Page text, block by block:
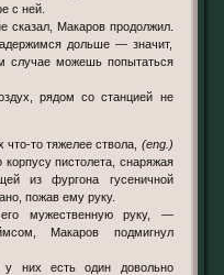
с ней.
Макаров продолжил.
дольше — значит,
случае можешь попытаться
рядом со станцией не
что-то тяжелее ствола, (eng.)
пистолета, снаряжая
из фургона гусеничной
пожав ему руку.
мужественную руку, —
Макаров подмигнул
них есть один довольно